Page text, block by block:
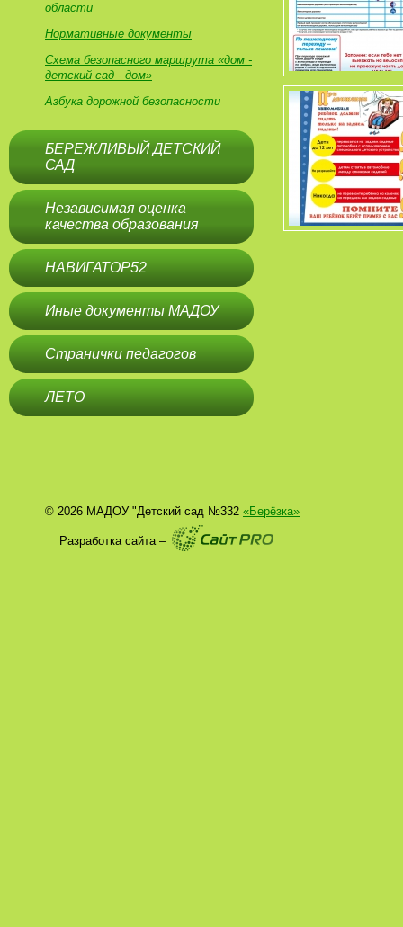
области
Нормативные документы
Схема безопасного маршрута «дом -
детский сад - дом»
Азбука дорожной безопасности
БЕРЕЖЛИВЫЙ ДЕТСКИЙ
САД
Независимая оценка
качества образования
НАВИГАТОР52
Иные документы МАДОУ
Странички педагогов
ЛЕТО
© 2026 МАДОУ "Детский сад №332 «Берёзка»
Разработка сайта –